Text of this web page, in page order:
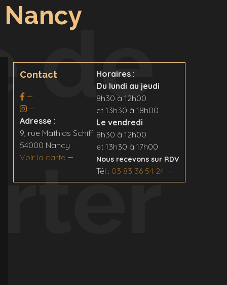
de
Contact
Adresse :
9, rue Mathias Schiff
54000 Nancy
Voir la carte
Horaires :
Du lundi au jeudi
8h30 à 12h00
et 13h30 à 18h00
Le vendredi
8h30 à 12h00
et 13h30 à 17h00
Nous recevons sur RDV
Tél : 03 83 36 54 24